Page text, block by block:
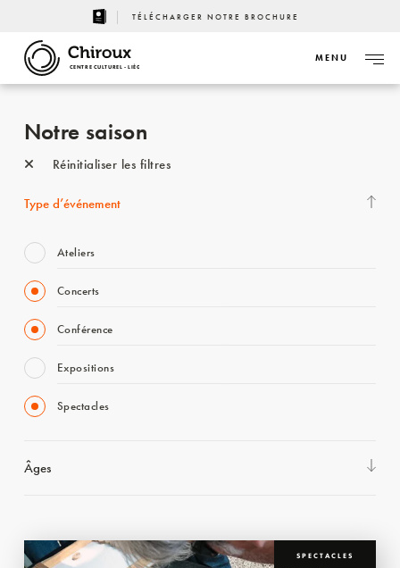
TÉLÉCHARGER NOTRE BROCHURE
CENTRE CULTUREL - LIÈGE
MENU
Notre saison
Réinitialiser les filtres
Type d’événement
Ateliers
Concerts
Conférence
Expositions
Spectacles
Âges
SPECTACLES